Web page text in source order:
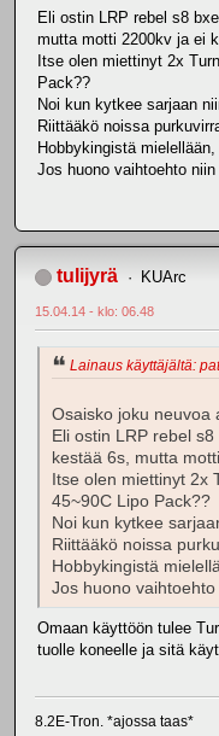
Eli ostin LRP rebel s8
mutta motti 2200kv ja ei
Itse olen miettinyt 2x
Pack??
Noi kun kytkee sarjaan
Riittääkö noissa
Hobbykingistä mielellään,
Jos huono vaihtoehto niin
tulijyrä KUArc
15.04.14 - klo: 06.48
Lainaus käyttäjältä:
Osaisko joku neuvoa
Eli ostin LRP rebel
kestää 6s, mutta
Itse olen miettinyt 2x
45~90C Lipo Pack??
Noi kun kytkee
Riittääkö noissa
Hobbykingistä
Jos huono
Omaan käyttöön tulee
tuolle koneelle ja sitä
8.2E-Tron. *ajossa taas*